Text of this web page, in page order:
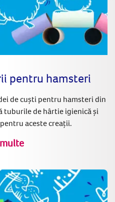
pentru hamsteri
de cuști pentru hamsteri din
tuburile de hârtie igienică și
aceste creații.